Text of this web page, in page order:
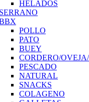
HELADOS
SERRANO
POLLO
PATO
BUEY
CORDERO/
PESCADO
NATURAL
SNACKS
COLAGENO